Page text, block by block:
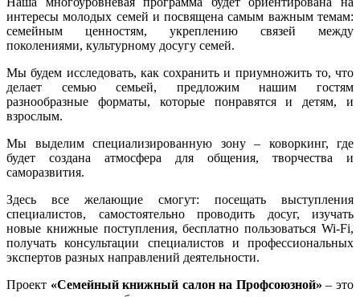
интересы молодых семей и посвящена самым важным темам:
семейным ценностям, укреплению связей между
поколениями, культурному досугу семей.
Мы будем исследовать, как сохранить и приумножить то, что
делает семью семьей, предложим нашим гостям
разнообразные форматы, которые понравятся и детям, и
взрослым.
Мы выделим специализированную зону – коворкинг, где
будет создана атмосфера для общения, творчества и
саморазвития.
Здесь все желающие смогут: посещать выступления
специалистов, самостоятельно проводить досуг, изучать
новые книжные поступления, бесплатно пользоваться Wi-Fi,
получать консультации специалистов и профессиональных
экспертов разных направлений деятельности.
Проект «Семейный книжный салон на Профсоюзной» – это